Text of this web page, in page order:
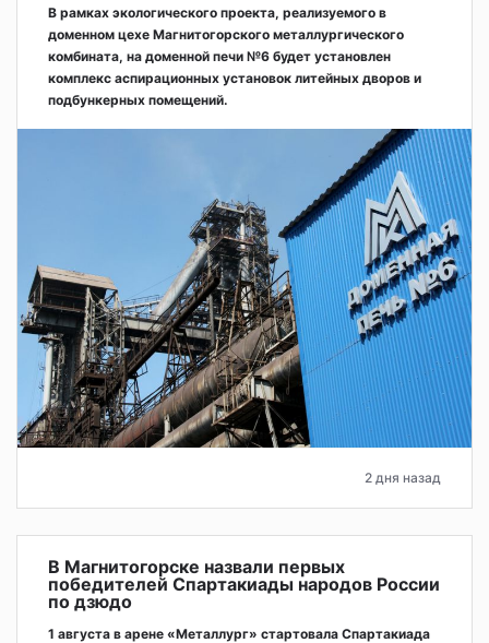
В рамках экологического проекта, реализуемого в
доменном цехе Магнитогорского металлургического
комбината, на доменной печи №6 будет установлен
комплекс аспирационных установок литейных дворов и
подбункерных помещений.
2 дня назад
В Магнитогорске назвали первых
победителей Спартакиады народов России
по дзюдо
1 августа в арене «Металлург» стартовала Спартакиада